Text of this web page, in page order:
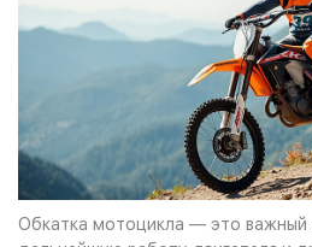
Обкатка мотоцикла — это важный